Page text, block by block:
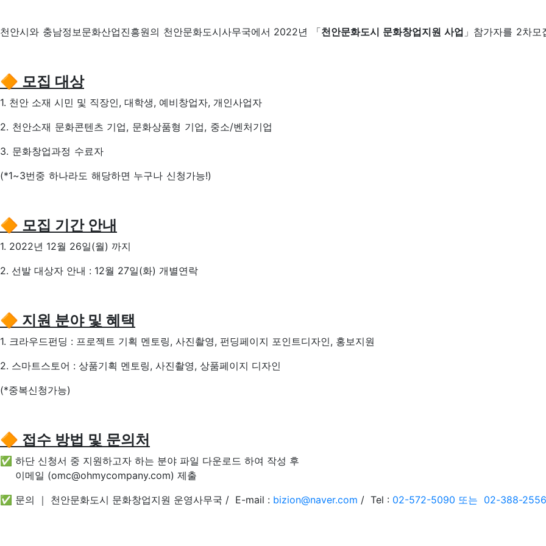
천안시와 충남정보문화산업진흥원의 천안문화도시사무국에서 2022년 「천안문화도시 문화창업지원 사업 」참가자를 2차모
🔶 모집 대상
1. 천안 소재 시민 및 직장인, 대학생, 예비창업자, 개인사업자
2. 천안소재 문화콘텐츠 기업, 문화상품형 기업, 중소/벤처기업
3. 문화창업과정 수료자
(*1~3번중 하나라도 해당하면 누구나 신청가능!)
🔶 모집 기간 안내
1. 2022년 12월 26일(월) 까지
2. 선발 대상자 안내 : 12월 27일(화) 개별연락
🔶 지원 분야 및 혜택
1. 크라우드펀딩 : 프로젝트 기획 멘토링, 사진촬영, 펀딩페이지 포인트디자인, 홍보지원
2. 스마트스토어 : 상품기획 멘토링, 사진촬영, 상품페이지 디자인
(*중복신청가능)
🔶 접수 방법 및 문의처
✅ 하단 신청서 중 지원하고자 하는 분야 파일 다운로드 하여 작성 후
이메일 (omc@ohmycompany.com) 제출
✅ 문의 ｜ 천안문화도시 문화창업지원 운영사무국 / E-mail : bizion@naver.com / Tel : 02-572-5090 또는 02-388-2556